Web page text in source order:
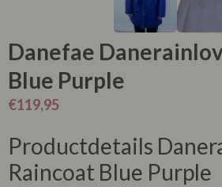
Danefae
Blue Purple
€119,95
Productdetails
Raincoat Blue Purple